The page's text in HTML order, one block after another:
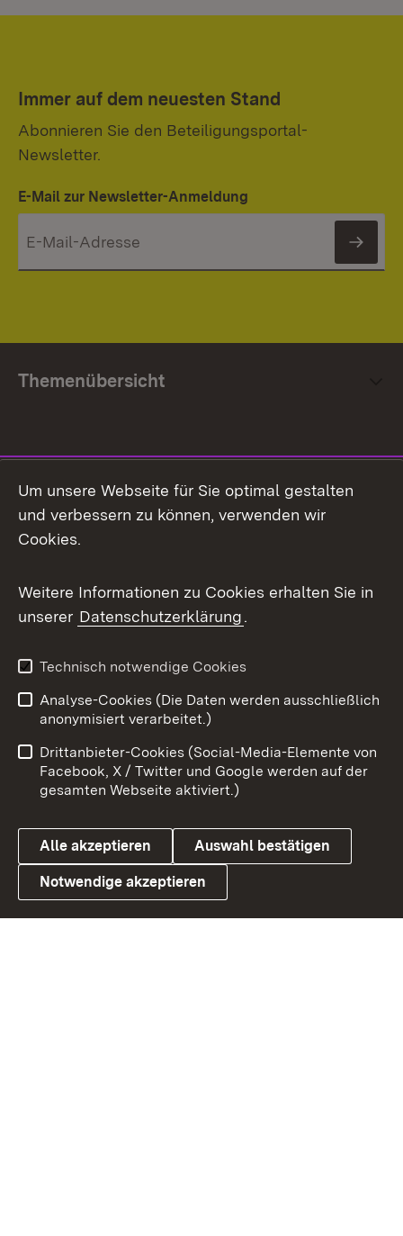
Immer auf dem neuesten Stand
Abonnieren Sie den Beteiligungsportal-
Newsletter.
E-Mail zur Newsletter-Anmeldung
Themenübersicht
Facebook
X / Twitter
Youtube
Link zum Landesportal
Impressum
Kontakt
Barrierefreiheit
Datenschutz
Cookies
Um unsere Webseite für Sie optimal gestalten
und verbessern zu können, verwenden wir
Cookies.
Weitere Informationen zu Cookies erhalten Sie in
unserer Datenschutzerklärung.
Technisch notwendige Cookies
Analyse-Cookies (Die Daten werden ausschließlich
anonymisiert verarbeitet.)
Drittanbieter-Cookies (Social-Media-Elemente von
Facebook, X / Twitter und Google werden auf der
gesamten Webseite aktiviert.)
Alle akzeptieren Auswahl bestätigen
Notwendige akzeptieren